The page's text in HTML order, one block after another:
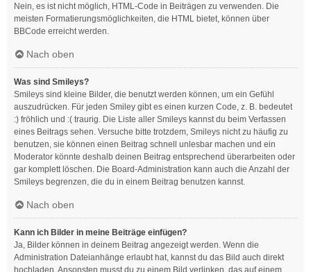
Nein, es ist nicht möglich, HTML-Code in Beiträgen zu verwenden. Die
meisten Formatierungsmöglichkeiten, die HTML bietet, können über
BBCode erreicht werden.
Nach oben
Was sind Smileys?
Smileys sind kleine Bilder, die benutzt werden können, um ein Gefühl
auszudrücken. Für jeden Smiley gibt es einen kurzen Code, z. B. bedeutet
:) fröhlich und :( traurig. Die Liste aller Smileys kannst du beim Verfassen
eines Beitrags sehen. Versuche bitte trotzdem, Smileys nicht zu häufig zu
benutzen, sie können einen Beitrag schnell unlesbar machen und ein
Moderator könnte deshalb deinen Beitrag entsprechend überarbeiten oder
gar komplett löschen. Die Board-Administration kann auch die Anzahl der
Smileys begrenzen, die du in einem Beitrag benutzen kannst.
Nach oben
Kann ich Bilder in meine Beiträge einfügen?
Ja, Bilder können in deinem Beitrag angezeigt werden. Wenn die
Administration Dateianhänge erlaubt hat, kannst du das Bild auch direkt
hochladen. Ansonsten musst du zu einem Bild verlinken, das auf einem